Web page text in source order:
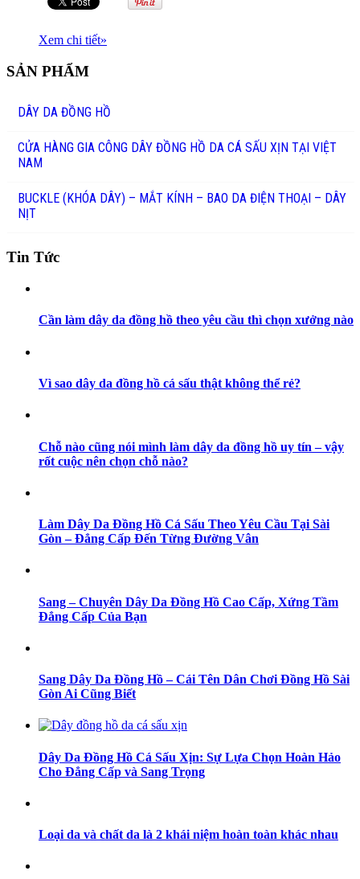
Xem chi tiết»
SẢN PHẨM
DÂY DA ĐỒNG HỒ
CỬA HÀNG GIA CÔNG DÂY ĐỒNG HỒ DA CÁ SẤU XỊN TẠI VIỆT
NAM
BUCKLE (KHÓA DÂY) – MẮT KÍNH – BAO DA ĐIỆN THOẠI – DÂY
NỊT
Tin Tức
Cần làm dây da đồng hồ theo yêu cầu thì chọn xưởng nào
Vì sao dây da đồng hồ cá sấu thật không thể rẻ?
Chỗ nào cũng nói mình làm dây da đồng hồ uy tín – vậy
rốt cuộc nên chọn chỗ nào?
Làm Dây Da Đồng Hồ Cá Sấu Theo Yêu Cầu Tại Sài
Gòn – Đẳng Cấp Đến Từng Đường Vân
Sang – Chuyên Dây Da Đồng Hồ Cao Cấp, Xứng Tầm
Đẳng Cấp Của Bạn
Sang Dây Da Đồng Hồ – Cái Tên Dân Chơi Đồng Hồ Sài
Gòn Ai Cũng Biết
Dây Da Đồng Hồ Cá Sấu Xịn: Sự Lựa Chọn Hoàn Hảo
Cho Đẳng Cấp và Sang Trọng
Loại da và chất da là 2 khái niệm hoàn toàn khác nhau